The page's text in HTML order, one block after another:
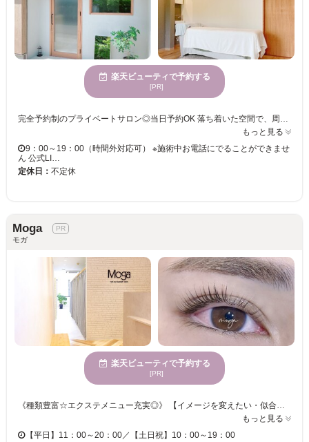
楽天ビューティで予約する
[PR]
もっと見る
9：00～19：00（時間外対応可） ※施術中お電話にでることができませ
ん 公式LI…
定休日： 不定休
Moga
モガ
楽天ビューティで予約する
[PR]
《種類豊富☆エクステメニュー充実◎》 【イメージを変えたい・似合うデザインが見つからない・・・あなたの理想のデザインをご提供☆】 瞳の魅力をもっと引き出すお手伝いをしてくれる！まつ毛を労わりながら施術いたします！ パリジェンヌラッシュリフトから美眉スタイリングまで、豊富なメニューをご用意しております☆ オシャレでHappyな毎日を送りませんか？一緒にお客様の魅力を引き出します！
もっと見る
【平日】11：00～20：00／【土日祝】10：00～19：00